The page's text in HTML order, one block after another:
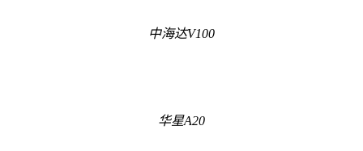
中海达V100
华星A20